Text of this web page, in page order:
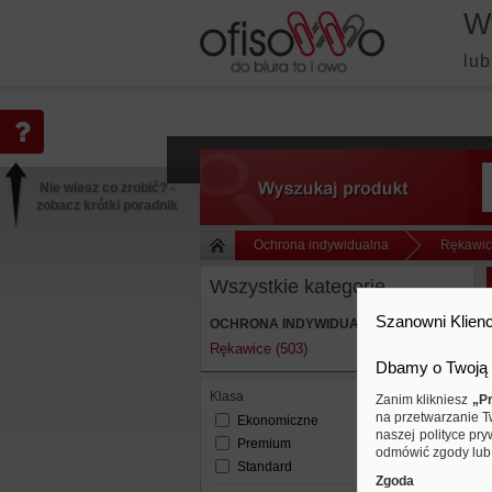
Ochrona indywidualna
Wszystkie kategorie
OCHRONA INDYWIDUALNA
Rękawice (503)
Klasa
Ekonomiczne
Premium
Standard
Nie wiesz co zrobić? -
zobacz krótki poradnik
Szanowni
Dbamy o
Zanim klikniesz
na przetwarzanie
naszej polityce
odmówić zgody
Zgoda